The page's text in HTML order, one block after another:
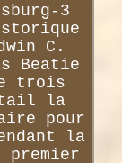
3
C.
Beatie
trois
la
pour
la
premier